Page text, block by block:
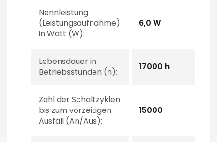
Nennleistung
(Leistungsaufnahme)
in Watt (W):
6,0 W
Lebensdauer in
Betriebsstunden (h):
17000 h
Zahl der Schaltzyklen
bis zum vorzeitigen
Ausfall (An/Aus):
15000